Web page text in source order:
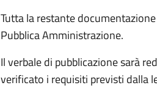
Tutta la restante
Pubblica Amministrazione.
Il verbale di pubblicazione sarà
verificato i requisiti previsti dalla